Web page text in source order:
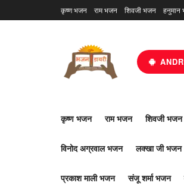
कृष्ण भजन राम भजन शिवजी भजन हनुमान
कृष्ण भजन राम भजन शिवजी भजन
विनोद अग्रवाल भजन लक्खा जी भजन
प्रकाश माली भजन संजू शर्मा भजन